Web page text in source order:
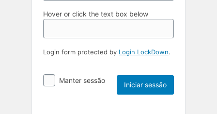
Hover or click the text box below
Login form protected by Login LockDown.
Manter sessão